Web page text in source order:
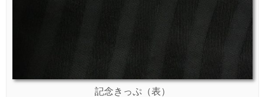
記念きっぷ（表）